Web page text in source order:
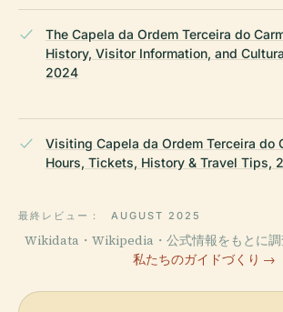
The Capela da Ordem Terceira do
History, Visitor Information, and
2024
Visiting Capela da Ordem Terceira do
Hours, Tickets, History & Travel Tips,
最終レビュー： AUGUST 2025
Wikidata・Wikipedia・公式情報をもとに調
私たちのガイドづくり →